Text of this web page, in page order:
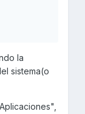
la
sistema(o